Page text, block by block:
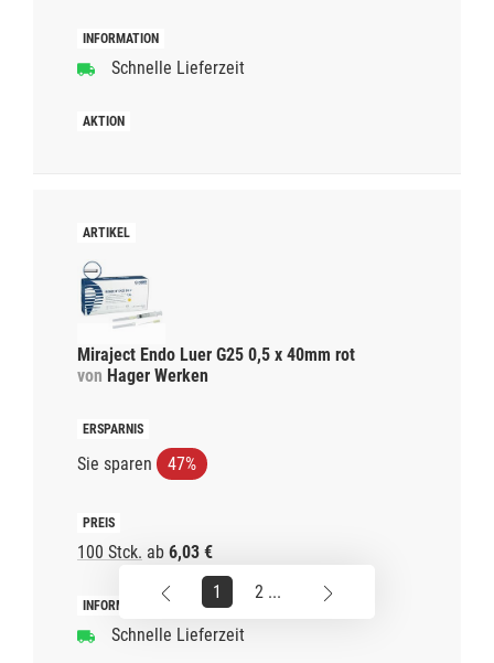
Schnelle Lieferzeit
Miraject Endo Luer G25 0,5 x 40mm rot
von Hager Werken
Sie sparen 47%
100 Stck. ab 6,03 €
Schnelle Lieferzeit
1 2 ...